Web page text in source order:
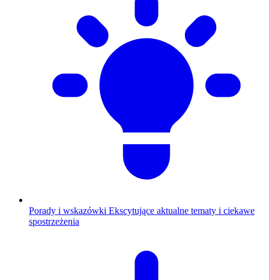
Porady i wskazówki Ekscytujące aktualne tematy i ciekawe
spostrzeżenia